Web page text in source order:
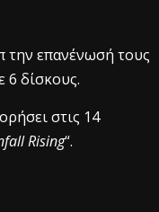
την επανένωσή τους
6 δίσκους.
στις 14
Rising“.